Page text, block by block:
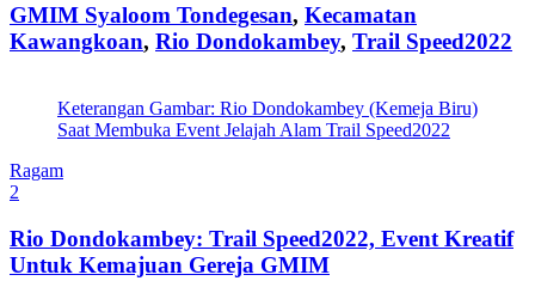
GMIM Syaloom Tondegesan, Kecamatan
Kawangkoan, Rio Dondokambey, Trail Speed2022
Keterangan Gambar: Rio Dondokambey (Kemeja Biru)
Saat Membuka Event Jelajah Alam Trail Speed2022
Ragam
2
Rio Dondokambey: Trail Speed2022, Event Kreatif
Untuk Kemajuan Gereja GMIM